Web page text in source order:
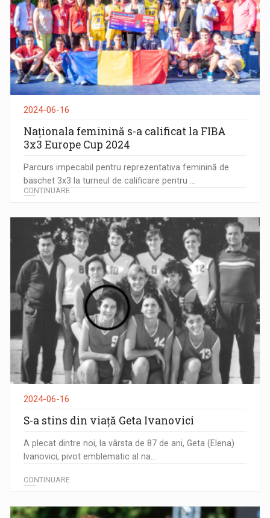
2024-06-16
Naționala feminină s-a calificat la FIBA
3x3 Europe Cup 2024
Parcurs impecabil pentru reprezentativa feminină de
baschet 3x3 la turneul de calificare pentru ...
CONTINUARE
2024-06-16
S-a stins din viață Geta Ivanovici
A plecat dintre noi, la vârsta de 87 de ani, Geta (Elena)
Ivanovici, pivot emblematic al na...
CONTINUARE